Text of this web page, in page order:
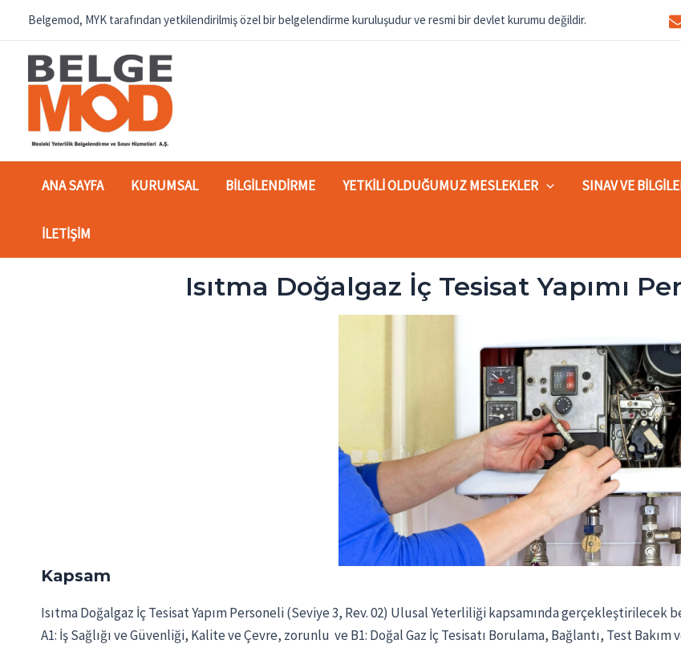
Belgemod, MYK tarafından yetkilendirilmiş özel bir belgelendirme kuruluşudur ve resmi bir devlet kurumu değildir.
ANA SAYFA KURUMSAL BILGILENDIRME YETKILI OLDUĞUMUZ MESLEKLER SINAV VE
İLETIŞIM
Isıtma Doğalgaz İç Tesisat Yapımı
Kapsam
Isıtma Doğalgaz İç Tesisat Yapım Personeli (Seviye 3, Rev. 02) Ulusal Yeterliliği kapsamında
A1: İş Sağlığı ve Güvenliği, Kalite ve Çevre, zorunlu ve B1: Doğal Gaz İç Tesisatı Borulama, Bağlantı, Test Bakım